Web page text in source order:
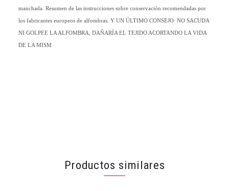
manchada. Resumen de las instrucciones sobre conservación recomendadas por
los fabricantes europeos de alfombras. Y UN ÚLTIMO CONSEJO: NO SACUDA
NI GOLPEE LA ALFOMBRA, DAÑARÍA EL TEJIDO ACORTANDO LA VIDA
DE LA MISM
Productos similares